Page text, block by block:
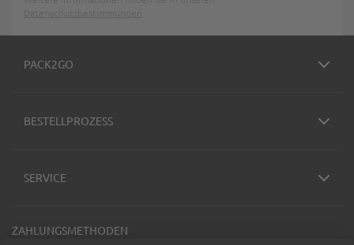
PACK2GO
BESTELLPROZESS
SERVICE
ZAHLUNGSMETHODEN